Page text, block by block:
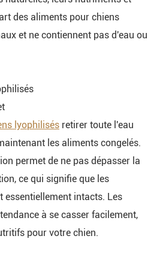
des aliments pour chiens
et ne contiennent pas d'eau ou
lyophilisés retirer toute l'eau
les aliments congelés.
permet de ne pas dépasser la
ce qui signifie que les
essentiellement intacts. Les
à se casser facilement,
pour votre chien.